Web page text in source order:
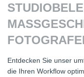
Entdecken Sie unser
die Ihren Workflow